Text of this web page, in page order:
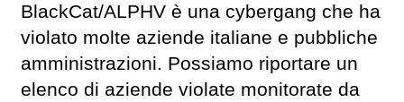
BlackCat/ALPHV è una cybergang che ha
violato molte aziende italiane e pubbliche
amministrazioni. Possiamo riportare un
elenco di aziende violate monitorate da